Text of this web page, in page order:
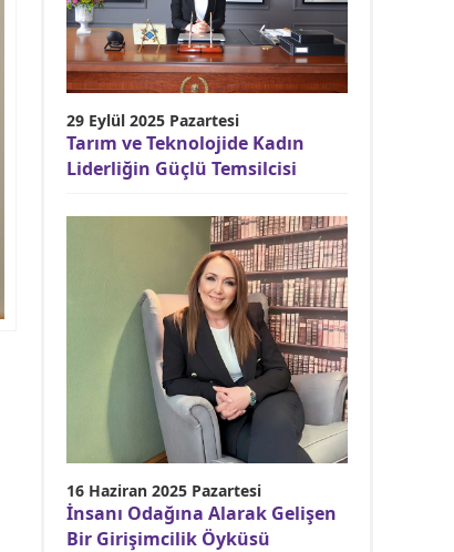
29 Eylül 2025 Pazartesi
Tarım ve Teknolojide Kadın
Liderliğin Güçlü Temsilcisi
16 Haziran 2025 Pazartesi
İnsanı Odağına Alarak Gelişen
Bir Girişimcilik Öyküsü